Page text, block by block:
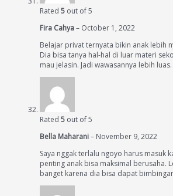
Rated 5 out of 5
Fira Cahya– October 1, 2022
Belajar privat ternyata bikin anak lebih
Dia bisa tanya hal-hal di luar materi
mau jelasin. Jadi wawasannya lebih luas.
Rated 5 out of 5
Bella Maharani– November 9, 2022
Saya nggak terlalu ngoyo harus masuk
penting anak bisa maksimal berusaha.
banget karena dia bisa dapat